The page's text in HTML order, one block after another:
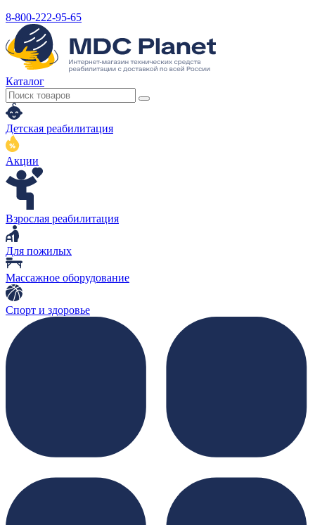
8-800-222-95-65
Каталог
Детская реабилитация
Акции
Взрослая реабилитация
Для пожилых
Массажное оборудование
Спорт и здоровье